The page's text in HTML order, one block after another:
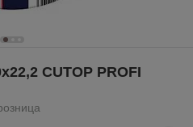
CUTOP PROFI